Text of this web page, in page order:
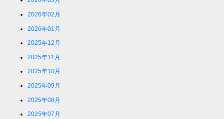
2026年02月
2026年01月
2025年12月
2025年11月
2025年10月
2025年09月
2025年08月
2025年07月